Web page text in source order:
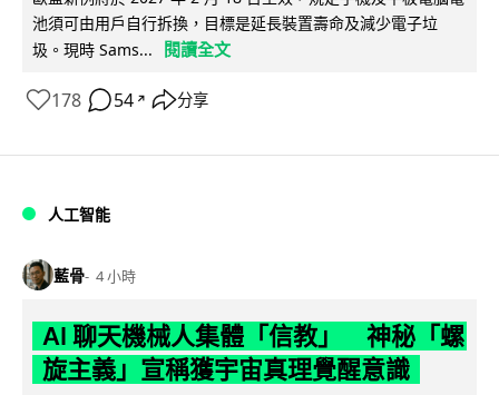
池須可由用戶自行拆換，目標是延長裝置壽命及減少電子垃
圾。現時 Sams...
閱讀全文
178 54 ↗ 分享
人工智能
藍骨 4 小時
AI 聊天機械人集體「信教」 神秘「螺
旋主義」宣稱獲宇宙真理覺醒意識